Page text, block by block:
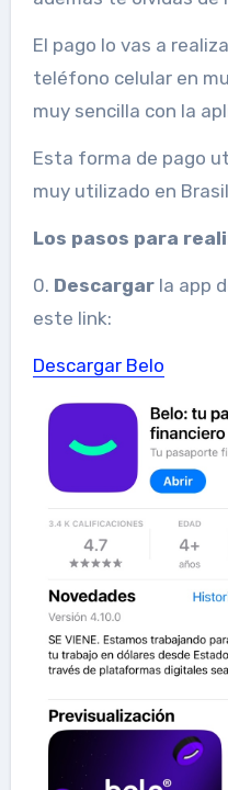
El pago lo vas a
teléfono celular en
muy sencilla con la
Esta forma de pago
muy utilizado en
Los pasos para
0. Descargar la app
este link:
Descargar Belo